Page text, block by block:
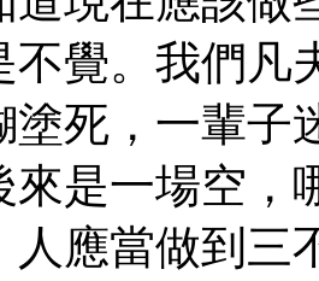
不覺。我們凡
塗死，一輩子
來是一場空，
人應當做到三